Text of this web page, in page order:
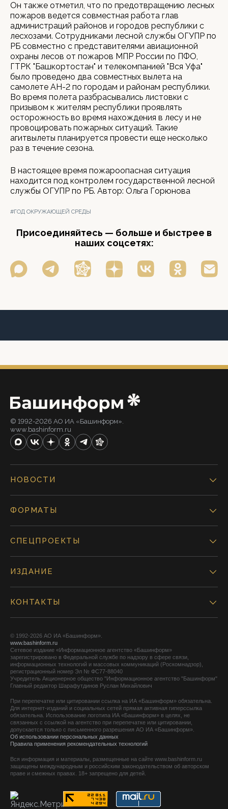
Он также отметил, что по предотвращению лесных
пожаров ведется совместная работа глав
администраций районов и городов республики с
лесхозами. Сотрудниками лесной службы ОГУПР по
РБ совместно с представителями авиационной
охраны лесов от пожаров МПР России по ПФО,
ГТРК "Башкортостан" и телекомпанией "Вся Уфа"
было проведено два совместных вылета на
самолете АН-2 по городам и районам республики.
Во время полета разбрасывались листовки с
призывом к жителям республики проявлять
осторожность во время нахождения в лесу и не
провоцировать пожарных ситуаций. Такие
агитвылеты планируется провести еще несколько
раз в течение сезона.
В настоящее время пожароопасная ситуация
находится под контролем государственной лесной
службы ОГУПР по РБ. Автор: Ольга Горюнова
#ГОД ОКРУЖАЮЩЕЙ СРЕДЫ
Присоединяйтесь — больше и быстрее в
наших соцсетях:
© 1992-2026 АО ИА «Башинформ».
www.bashinform.ru
НОВОСТИ
ФОРМАТЫ
СПЕЦПРОЕКТЫ
ИЗДАНИЕ
КОНТАКТЫ
© 1992-2026 АО ИА «Башинформ».
www.bashinform.ru
Сетевое издание «Информационное агентство «Башинформ»
зарегистрировано в Федеральной службе по надзору в сфере связи,
информационных технологий и массовых коммуникаций (Роскомнадзор),
регистрационный номер Эл № ФС77-88040
Учредитель Акционерное общество "Информационное агентство "Башинформ"
Главный редактор Шарафутдинов Руслан Михайлович
При перепечатке или цитировании ссылка на ИА «Башинформ» обязательна.
Для интернет-изданий и социальных сетей прямая активная гиперссылка
обязательна. Использование логотипа ИА «Башинформ» в целях, не
связанных с ссылкой на агентство при перепечатке или цитировании,
допускается только с письменного разрешения АО ИА «Башинформ».
Об использовании персональных данных
Правила применения рекомендательных технологий
Вся информация и материалы, размещенные на сайте www.bashinform.ru
защищены международным и российским законодательством об авторском
праве и смежных правах. 18+ запрещено для детей.